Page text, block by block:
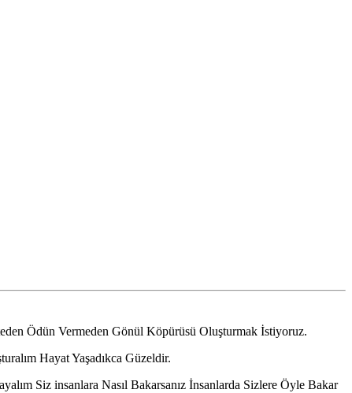
Ödün Vermeden Gönül Köpürüsü Oluşturmak İstiyoruz.
Hayat Yaşadıkca Güzeldir.
Siz insanlara Nasıl Bakarsanız İnsanlarda Sizlere Öyle Bakar